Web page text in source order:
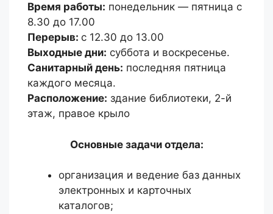
Время работы: понедельник — пятница с
8.30 до 17.00
Перерыв: с 12.30 до 13.00
Выходные дни: суббота и воскресенье.
Санитарный день: последняя пятница
каждого месяца.
Расположение: здание библиотеки, 2-й
этаж, правое крыло
Основные задачи отдела:
организация и ведение баз данных
электронных и карточных
каталогов;